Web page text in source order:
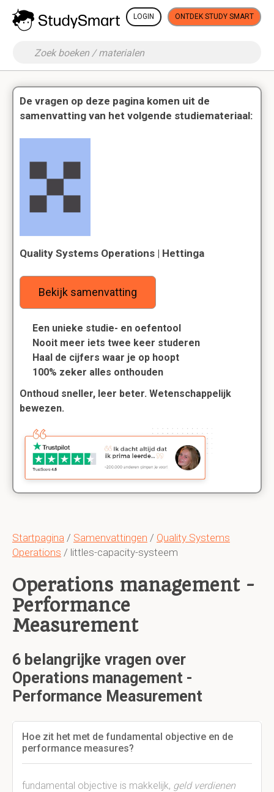
LOGIN ONTDEK STUDY SMART
Startpagina / Samenvattingen / Quality Systems
Operations / littles-capacity-systeem
Operations management -
Performance
Measurement
6 belangrijke vragen over
Operations management -
Performance Measurement
Hoe zit het met de fundamental objective en de
performance measures?
fundamental objective is makkelijk, geld verdienen
De vragen op deze pagina komen uit de
samenvatting van het volgende studiemateriaal:
Quality Systems Operations | Hettinga
Bekijk samenvatting
Een unieke studie- en oefentool
Nooit meer iets twee keer studeren
Haal de cijfers waar je op hoopt
100% zeker alles onthouden
Onthoud sneller, leer beter. Wetenschappelijk
bewezen.